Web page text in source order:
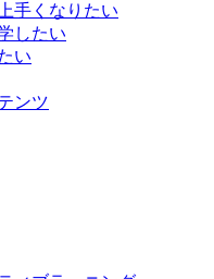
手くなりたい
したい
い
ンツ